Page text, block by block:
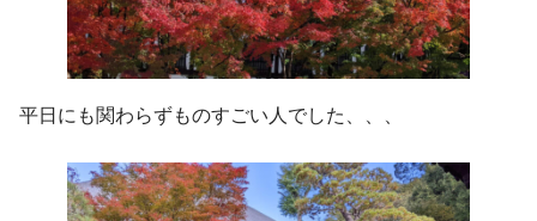
平日にも関わらずものすごい人でした、、、